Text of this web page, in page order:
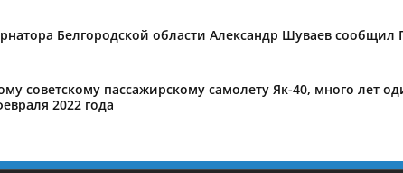
Белгородской области Александр Шуваев сообщил
советскому пассажирскому самолету Як-40, много лет
2022 года